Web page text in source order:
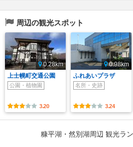
周辺の観光スポット
0.28km
上士幌町交通公園
公園・植物園
3.20
0.98km
ふれあいプラザ
名所・史跡
3.24
糠平湖・然別湖周辺 観光ラ